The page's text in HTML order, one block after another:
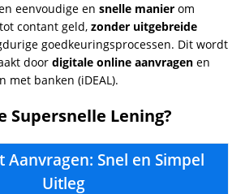
eenvoudige en snelle manier om
contant geld, zonder uitgebreide
goedkeuringsprocessen. Dit wordt
door digitale online aanvragen en
met banken (iDEAL).
Supersnelle Lening?
Aanvragen: Snel en Simpel
Uitleg